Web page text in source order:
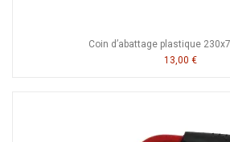
Coin d’abattage plastique
13,00 €